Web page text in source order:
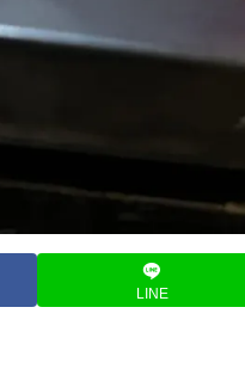
LINE